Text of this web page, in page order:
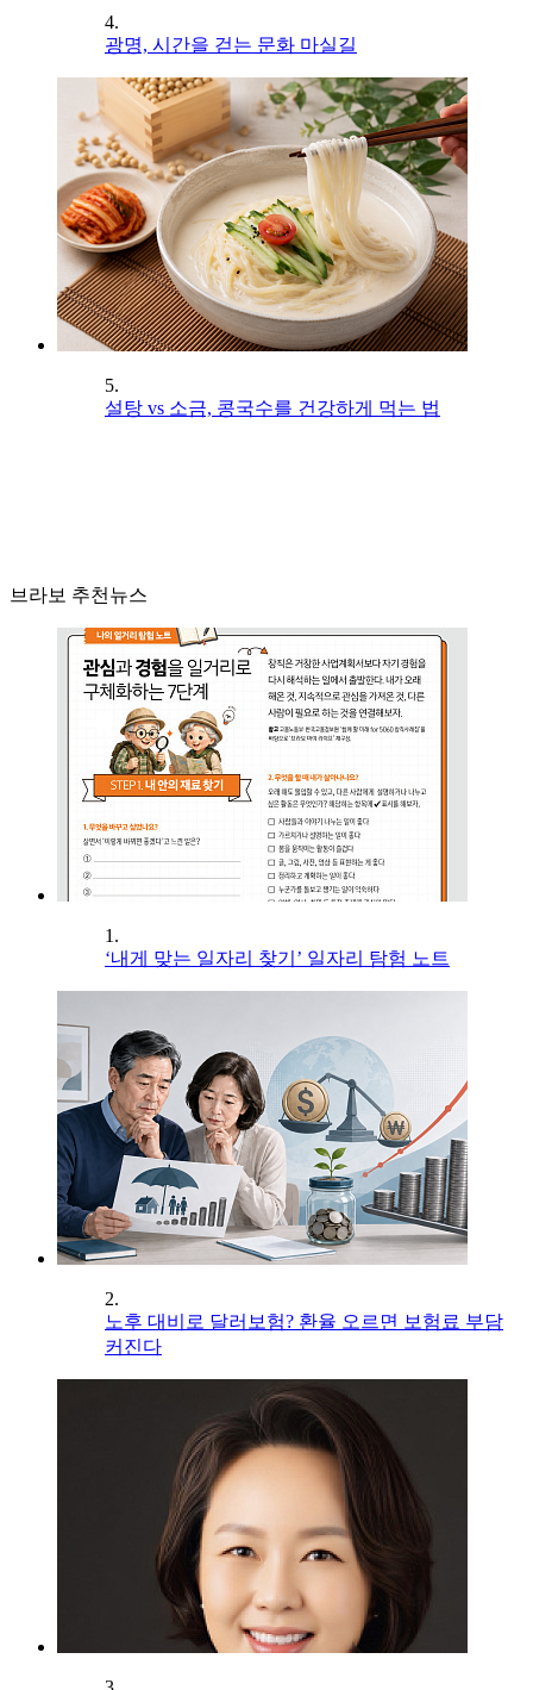
4.
광명, 시간을 걷는 문화 마실길
5.
설탕 vs 소금, 콩국수를 건강하게 먹는 법
브라보 추천뉴스
1.
‘내게 맞는 일자리 찾기’ 일자리 탐험 노트
2.
노후 대비로 달러보험? 환율 오르면 보험료 부담
커진다